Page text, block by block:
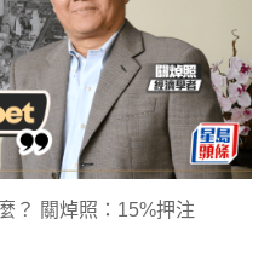
？ 關焯照：15%押注